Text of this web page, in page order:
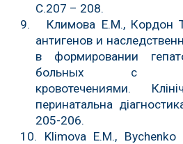
С.207 – 208.
9. Климова Е.М., Кордон
антигенов и
в формировании
больных с
кровотечениями.
перинатальна
205-206.
10. Klimova E.M., Bychenko